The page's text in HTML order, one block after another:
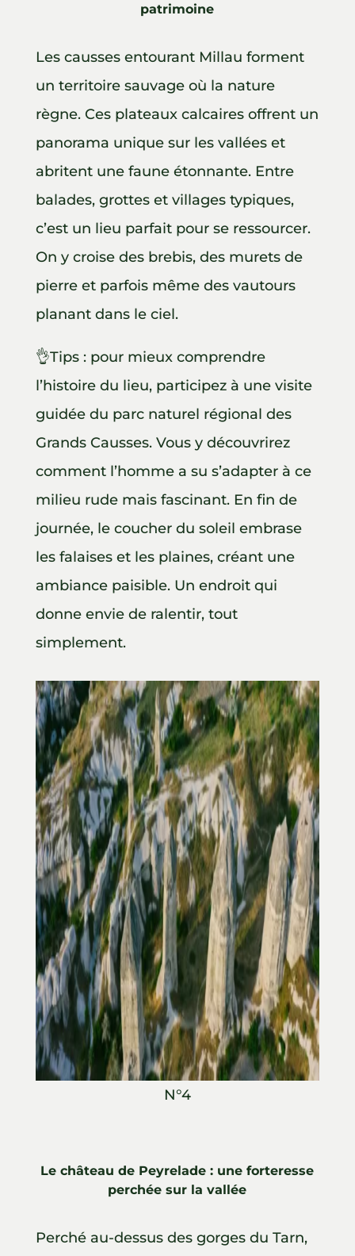
patrimoine
Les causses entourant Millau forment
un territoire sauvage où la nature
règne. Ces plateaux calcaires offrent un
panorama unique sur les vallées et
abritent une faune étonnante. Entre
balades, grottes et villages typiques,
c’est un lieu parfait pour se ressourcer.
On y croise des brebis, des murets de
pierre et parfois même des vautours
planant dans le ciel.
👌Tips : pour mieux comprendre
l’histoire du lieu, participez à une visite
guidée du parc naturel régional des
Grands Causses. Vous y découvrirez
comment l’homme a su s’adapter à ce
milieu rude mais fascinant. En fin de
journée, le coucher du soleil embrase
les falaises et les plaines, créant une
ambiance paisible. Un endroit qui
donne envie de ralentir, tout
simplement.
N°4
Le château de Peyrelade : une forteresse
perchée sur la vallée
Perché au-dessus des gorges du Tarn,